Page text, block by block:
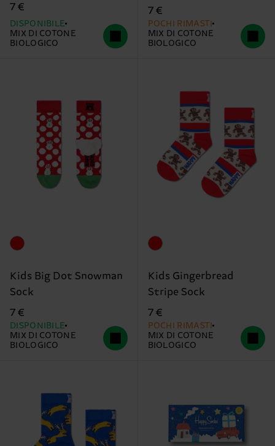
7 €
DISPONIBILE
MIX DI COTONE
BIOLOGICO
7 €
POCHI RIMASTI
MIX DI COTONE
BIOLOGICO
Kids Big Dot Snowman
Sock
7 €
DISPONIBILE
MIX DI COTONE
BIOLOGICO
Kids Gingerbread
Stripe Sock
7 €
POCHI RIMASTI
MIX DI COTONE
BIOLOGICO